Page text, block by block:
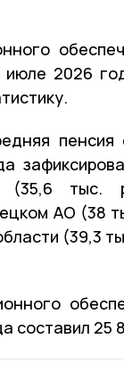
2026
(35,6 тыс.
АО (38
(39,3
составил 25